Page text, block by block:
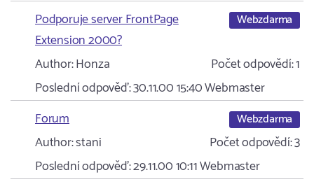
Podporuje server FrontPage
Extension 2000?
Webzdarma
Author:Honza Počet odpovědí:1
Poslední odpověď:30.11.00 15:40Webmaster
Forum
Webzdarma
Author:stani Počet odpovědí:3
Poslední odpověď:29.11.00 10:11Webmaster